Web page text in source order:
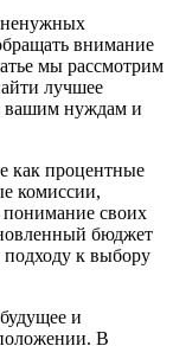
ненужных
внимание
мы рассмотрим
лучшее
вашим нуждам и
как процентные
комиссии,
понимание своих
бюджет
подходу к выбору
и
В